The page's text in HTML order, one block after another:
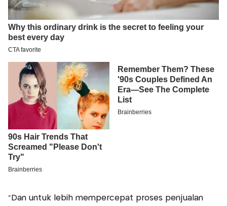
“Dan untuk lebih mempercepat proses penjualan